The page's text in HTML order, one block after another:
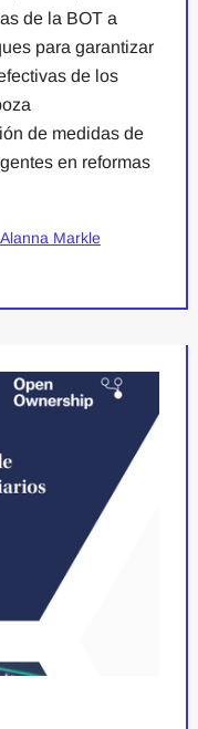
de la BOT a
para garantizar
de los
de medidas de
en reformas
Alanna Markle